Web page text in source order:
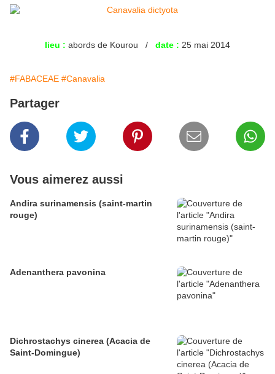
​lieu : abords de Kourou / date : 25 mai 2014
#FABACEAE #Canavalia
Partager
Vous aimerez aussi
Andira surinamensis (saint-martin
rouge)
Adenanthera pavonina
Dichrostachys cinerea (Acacia de
Saint-Domingue)